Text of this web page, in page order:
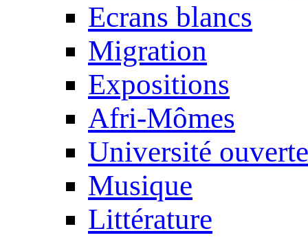
Ecrans blancs
Migration
Expositions
Afri-Mômes
Université ouverte
Musique
Littérature